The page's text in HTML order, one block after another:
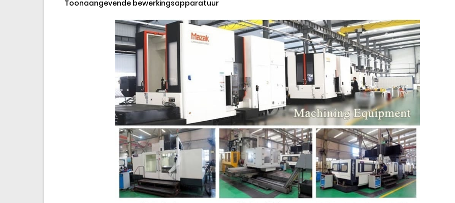
Toonaangevende bewerkingsapparatuur